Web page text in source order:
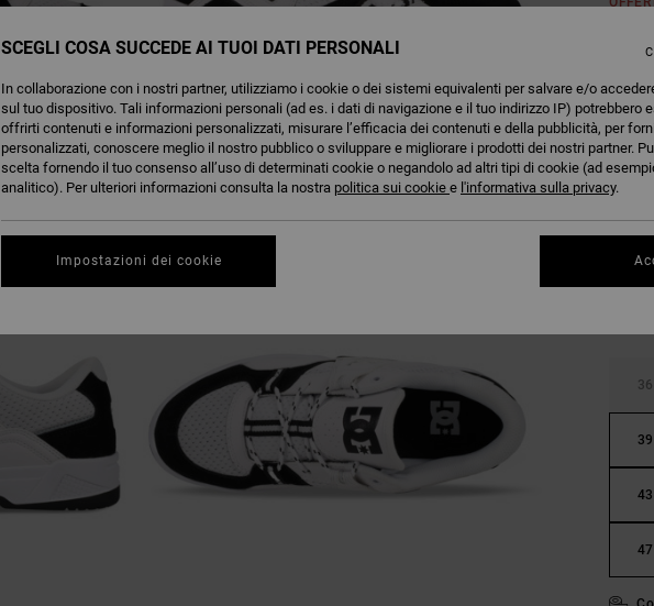
36
39
43
47
SCEGLI COSA SUCCEDE AI TUOI DATI PERSONALI
In collaborazione con i nostri partner, utilizziamo i cookie o dei sistemi equivalenti per salvare e/o
sul tuo dispositivo. Tali informazioni personali (ad es. i dati di navigazione e il tuo indirizzo IP) potrebbero
offrirti contenuti e informazioni personalizzati, misurare l’efficacia dei contenuti e della pubblicità, per
personalizzati, conoscere meglio il nostro pubblico o sviluppare e migliorare i prodotti dei nostri partner.
scelta fornendo il tuo consenso all’uso di determinati cookie o negandolo ad altri tipi di cookie (ad
analitico). Per ulteriori informazioni consulta la nostra politica sui cookie e l'informativa sulla privacy.
Impostazioni dei cookie